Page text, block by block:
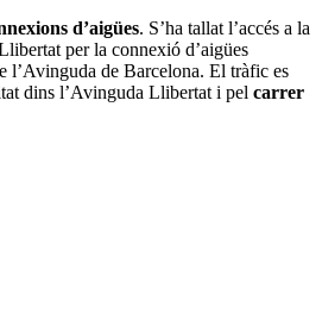
d’aigües. S’ha tallat l’accés a la
per la connexió d’aigües
l’Avinguda de Barcelona. El tràfic es
dins l’Avinguda Llibertat i pel carrer